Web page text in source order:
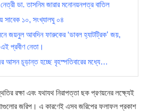
ডা. তাসনিম জারার মনোনয়নপত্র বাতিল
সাবেক ১০, সংখ্যালঘু ০৪
জয়নুল আবদিন ফারুকের ‘ডাবল হ্যাটট্রিক’ জয়,
প্রবীণ নেতা।
আসন চূড়ান্ত হচ্ছে বৃহস্পতিবারের মধ্যে…
রক্ষা এবং যথাযথ নিরাপত্তা ছক প্রণয়নের লক্ষ্যেই
জরিপ। এ কারণেই এসব জরিপের ফলাফল প্রকাশ